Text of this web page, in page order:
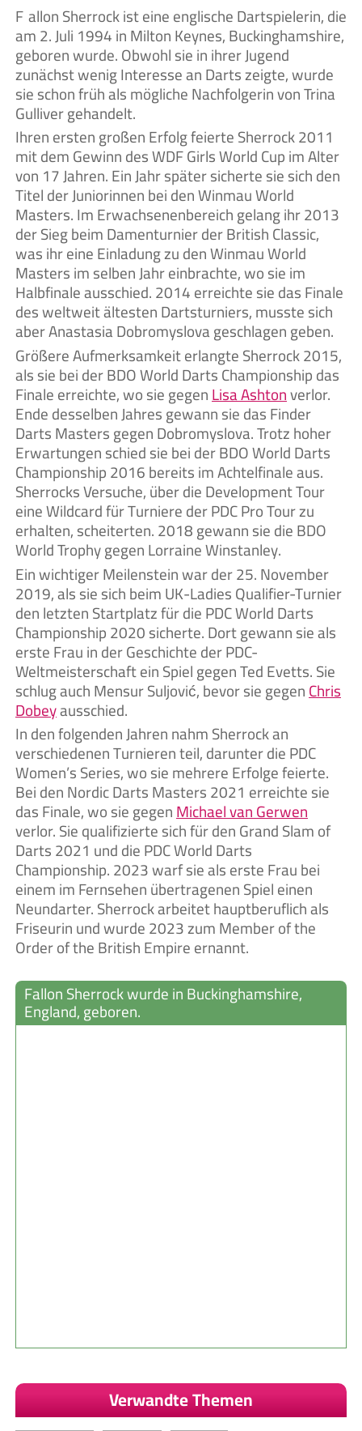
Fallon Sherrock ist eine englische Dartspielerin, die
am 2. Juli 1994 in Milton Keynes, Buckinghamshire,
geboren wurde. Obwohl sie in ihrer Jugend
zunächst wenig Interesse an Darts zeigte, wurde
sie schon früh als mögliche Nachfolgerin von Trina
Gulliver gehandelt.
Ihren ersten großen Erfolg feierte Sherrock 2011
mit dem Gewinn des WDF Girls World Cup im Alter
von 17 Jahren. Ein Jahr später sicherte sie sich den
Titel der Juniorinnen bei den Winmau World
Masters. Im Erwachsenenbereich gelang ihr 2013
der Sieg beim Damenturnier der British Classic,
was ihr eine Einladung zu den Winmau World
Masters im selben Jahr einbrachte, wo sie im
Halbfinale ausschied. 2014 erreichte sie das Finale
des weltweit ältesten Dartsturniers, musste sich
aber Anastasia Dobromyslova geschlagen geben.
Größere Aufmerksamkeit erlangte Sherrock 2015,
als sie bei der BDO World Darts Championship das
Finale erreichte, wo sie gegenLisa Ashtonverlor.
Ende desselben Jahres gewann sie das Finder
Darts Masters gegen Dobromyslova. Trotz hoher
Erwartungen schied sie bei der BDO World Darts
Championship 2016 bereits im Achtelfinale aus.
Sherrocks Versuche, über die Development Tour
eine Wildcard für Turniere der PDC Pro Tour zu
erhalten, scheiterten. 2018 gewann sie die BDO
World Trophy gegen Lorraine Winstanley.
Ein wichtiger Meilenstein war der 25. November
2019, als sie sich beim UK-Ladies Qualifier-Turnier
den letzten Startplatz für die PDC World Darts
Championship 2020 sicherte. Dort gewann sie als
erste Frau in der Geschichte der PDC-
Weltmeisterschaft ein Spiel gegen Ted Evetts. Sie
schlug auch Mensur Suljović, bevor sie gegenChris
Dobeyausschied.
In den folgenden Jahren nahm Sherrock an
verschiedenen Turnieren teil, darunter die PDC
Women’s Series, wo sie mehrere Erfolge feierte.
Bei den Nordic Darts Masters 2021 erreichte sie
das Finale, wo sie gegenMichael van Gerwen
verlor. Sie qualifizierte sich für den Grand Slam of
Darts 2021 und die PDC World Darts
Championship. 2023 warf sie als erste Frau bei
einem im Fernsehen übertragenen Spiel einen
Neundarter. Sherrock arbeitet hauptberuflich als
Friseurin und wurde 2023 zum Member of the
Order of the British Empire ernannt.
Fallon Sherrock wurde in Buckinghamshire,
England, geboren.
Verwandte Themen